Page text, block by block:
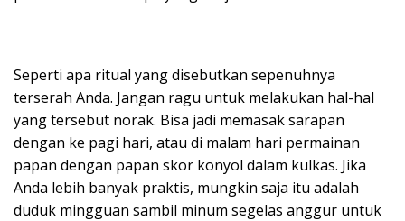
Seperti apa ritual yang disebutkan sepenuhnya
terserah Anda. Jangan ragu untuk melakukan hal-hal
yang tersebut norak. Bisa jadi memasak sarapan
dengan ke pagi hari, atau di malam hari permainan
papan dengan papan skor konyol dalam kulkas. Jika
Anda lebih banyak praktis, mungkin saja itu adalah
duduk mingguan sambil minum segelas anggur untuk